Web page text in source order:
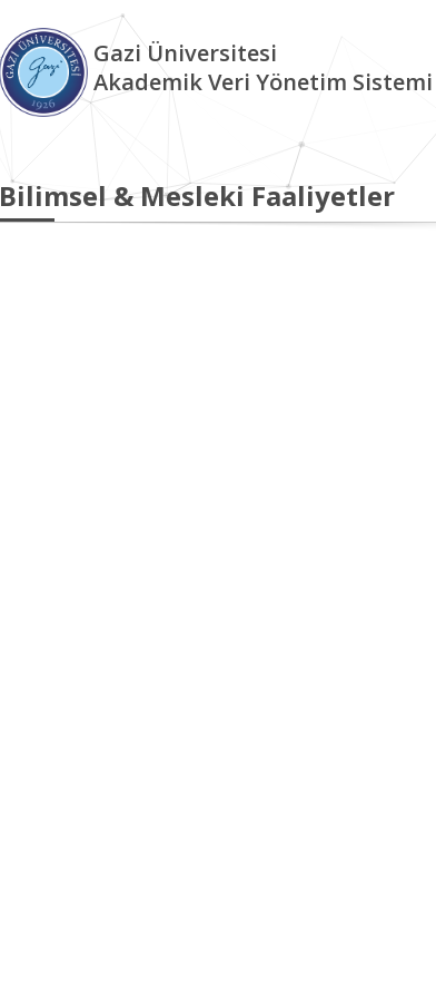
Gazi Üniversitesi
Akademik Veri Yönetim Sistemi
Bilimsel & Mesleki Faaliyetler